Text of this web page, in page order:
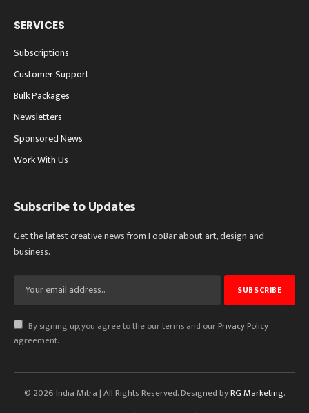
SERVICES
Subscriptions
Customer Support
Bulk Packages
Newsletters
Sponsored News
Work With Us
Subscribe to Updates
Get the latest creative news from FooBar about art, design and
business.
By signing up, you agree to the our terms and ourPrivacy Policy
agreement.
© 2026 India Mitra | All Rights Reserved. Designed byRG Marketing.